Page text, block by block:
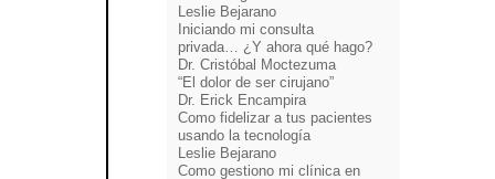
Leslie Bejarano
Iniciando mi consulta
privada… ¿Y ahora qué hago?
Dr. Cristóbal Moctezuma
“El dolor de ser cirujano”
Dr. Erick Encampira
Como fidelizar a tus pacientes
usando la tecnología
Leslie Bejarano
Como gestiono mi clínica en